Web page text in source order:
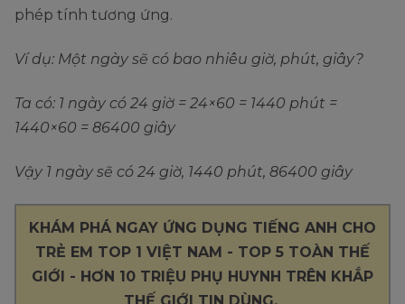
phép tính tương ứng.
Ví dụ: Một ngày sẽ có bao nhiêu giờ, phút, giây?
Ta có: 1 ngày có 24 giờ = 24×60 = 1440 phút =
1440×60 = 86400 giây
Vậy 1 ngày sẽ có 24 giờ, 1440 phút, 86400 giây
KHÁM PHÁ NGAY ỨNG DỤNG TIẾNG ANH CHO
TRẺ EM TOP 1 VIỆT NAM - TOP 5 TOÀN THẾ
GIỚI - HƠN 10 TRIỆU PHỤ HUYNH TRÊN KHẮP